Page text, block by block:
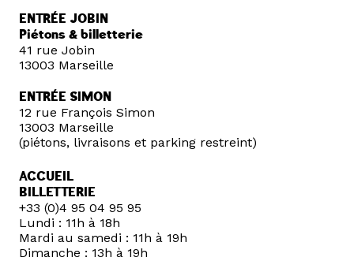
ENTRÉE JOBIN
Piétons & billetterie
41 rue Jobin
13003 Marseille
ENTRÉE SIMON
12 rue François Simon
13003 Marseille
(piétons, livraisons et parking restreint)
ACCUEIL
BILLETTERIE
+33 (0)4 95 04 95 95
Lundi : 11h à 18h
Mardi au samedi : 11h à 19h
Dimanche : 13h à 19h